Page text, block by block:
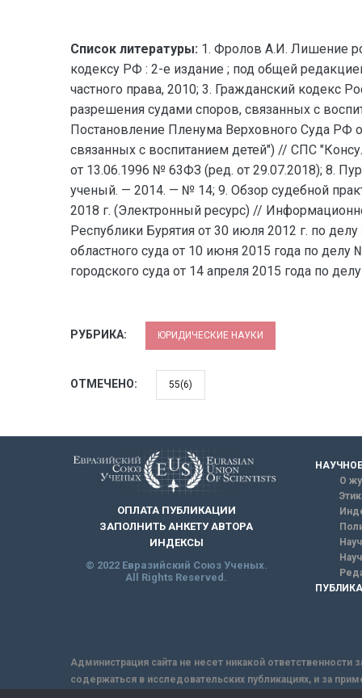
Список литературы: 1. Фролов А.И. Лишение
кодексу РФ : 2-е издание ; под общей
частного права, 2010; 3. Гражданский кодекс
разрешения судами споров, связанных с
Постановление Пленума Верховного Суда РФ
связанных с воспитанием детей") // СПС
от 13.06.1996 № 63ФЗ (ред. от 29.07.2018); 8.
ученый. — 2014. — № 14; 9. Обзор судебной
2018 г. (Электронный ресурс) //
Республики Бурятия от 30 июля 2012 г. по
областного суда от 10 июня 2015 года по
городского суда от 14 апреля 2015 года по
РУБРИКА: ЮРИДИЧЕСКИЕ НАУКИ
ОТМЕЧЕНО: 55(6)
ОПЛАТА ПУБЛИКАЦИИ
ЗАПОЛНИТЬ АНКЕТУ АВТОРА
ИНДЕКСЫ
© 2022 Евразийский Союз Ученых.
All Rights Reserved.
О
Администрация сайта не несет никакой
содержаться в исследовательских публикациях, и за